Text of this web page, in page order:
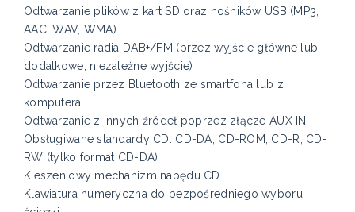
Odtwarzanie plików z kart SD oraz nośników USB (MP3,
AAC, WAV, WMA)
Odtwarzanie radia DAB+/FM (przez wyjście główne lub
dodatkowe, niezależne wyjście)
Odtwarzanie przez Bluetooth ze smartfona lub z
komputera
Odtwarzanie z innych źródeł poprzez złącze AUX IN
Obsługiwane standardy CD: CD-DA, CD-ROM, CD-R, CD-
RW (tylko format CD-DA)
Kieszeniowy mechanizm napędu CD
Klawiatura numeryczna do bezpośredniego wyboru